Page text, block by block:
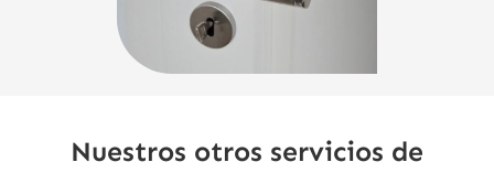
Nuestros otros servicios de